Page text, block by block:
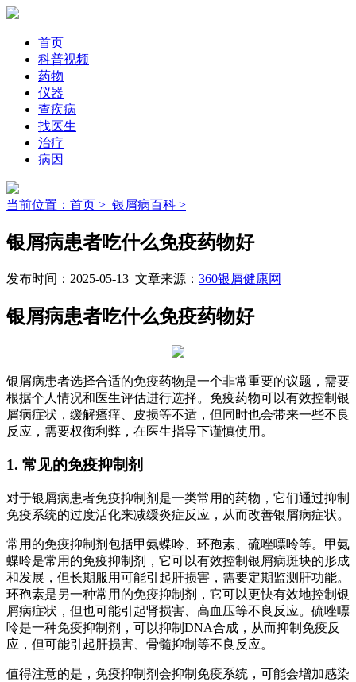
首页
科普视频
药物
仪器
查疾病
找医生
治疗
病因
当前位置：首页 > 银屑病百科 >
银屑病患者吃什么免疫药物好
发布时间：2025-05-13 文章来源： 360银屑健康网
银屑病患者吃什么免疫药物好
银屑病患者选择合适的免疫药物是一个非常重要的议题，需要
根据个人情况和医生评估进行选择。免疫药物可以有效控制银
屑病症状，缓解瘙痒、皮损等不适，但同时也会带来一些不良
反应，需要权衡利弊，在医生指导下谨慎使用。
1. 常见的免疫抑制剂
对于银屑病患者免疫抑制剂是一类常用的药物，它们通过抑制
免疫系统的过度活化来减缓炎症反应，从而改善银屑病症状。
常用的免疫抑制剂包括甲氨蝶呤、环孢素、硫唑嘌呤等。甲氨
蝶呤是常用的免疫抑制剂，它可以有效控制银屑病斑块的形成
和发展，但长期服用可能引起肝损害，需要定期监测肝功能。
环孢素是另一种常用的免疫抑制剂，它可以更快有效地控制银
屑病症状，但也可能引起肾损害、高血压等不良反应。硫唑嘌
呤是一种免疫抑制剂，可以抑制DNA合成，从而抑制免疫反
应，但可能引起肝损害、骨髓抑制等不良反应。
值得注意的是，免疫抑制剂会抑制免疫系统，可能会增加感染